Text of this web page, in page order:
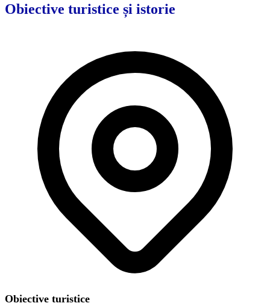
Obiective turistice și istorie
Obiective turistice